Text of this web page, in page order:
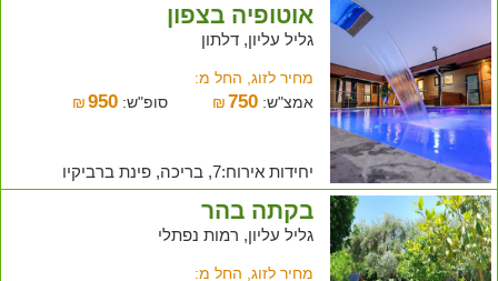
אוטופיה בצפון
גליל עליון, דלתון
מחיר לזוג, החל מ:
אמצ"ש:
₪750 סופ"ש: ₪ 950
יחידות אירוח:7, בריכה, פינת ברביקיו
בקתה בהר
גליל עליון, רמות נפתלי
מחיר לזוג, החל מ: